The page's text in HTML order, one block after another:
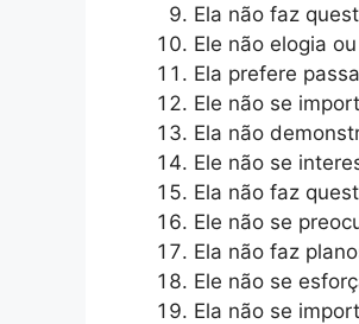
Ela não faz
Ele não elogia
Ela prefere
Ele não se
Ela não
Ele não se
Ela não faz
Ele não se
Ela não faz
Ele não se
Ela não se